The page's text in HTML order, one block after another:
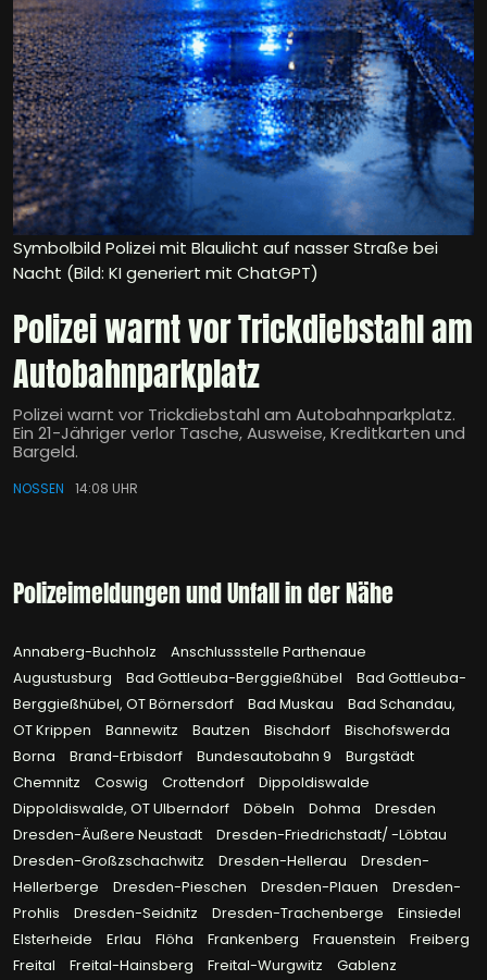
Symbolbild Polizei mit Blaulicht auf nasser Straße bei
Nacht (Bild: KI generiert mit ChatGPT)
Polizei warnt vor Trickdiebstahl am
Autobahnparkplatz
Polizei warnt vor Trickdiebstahl am Autobahnparkplatz.
Ein 21-Jähriger verlor Tasche, Ausweise, Kreditkarten und
Bargeld.
NOSSEN 14:08 UHR
Polizeimeldungen und Unfall in der Nähe
Annaberg-Buchholz
Anschlussstelle Parthenaue
Augustusburg
Bad Gottleuba-Berggießhübel
Bad Gottleuba-
Berggießhübel, OT Börnersdorf
Bad Muskau
Bad Schandau,
OT Krippen
Bannewitz Bautzen Bischdorf
Bischofswerda
Borna
Brand-Erbisdorf Bundesautobahn 9
Burgstädt
Chemnitz
Coswig Crottendorf
Dippoldiswalde
Dippoldiswalde, OT Ulberndorf
Döbeln Dohma
Dresden
Dresden-Äußere Neustadt
Dresden-Friedrichstadt/ -Löbtau
Dresden-Großzschachwitz
Dresden-Hellerau
Dresden-
Hellerberge
Dresden-Pieschen Dresden-Plauen
Dresden-
Prohlis
Dresden-Seidnitz Dresden-Trachenberge
Einsiedel
Elsterheide
Erlau Flöha Frankenberg Frauenstein
Freiberg
Freital
Freital-Hainsberg Freital-Wurgwitz
Gablenz